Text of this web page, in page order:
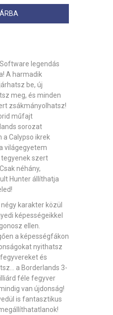
legendás
A harmadik
be, új
meg, és minden
zsákmányolhatsz!
műfajt
sorozat
a Calypso ikrek
világegyetem
szert
néhány,
Hunter állíthatja
karakter közül
képességeikkel
ellen.
a képességfákon
nyithatsz
és
a Borderlands 3-
féle fegyver
van újdonság!
is fantasztikus